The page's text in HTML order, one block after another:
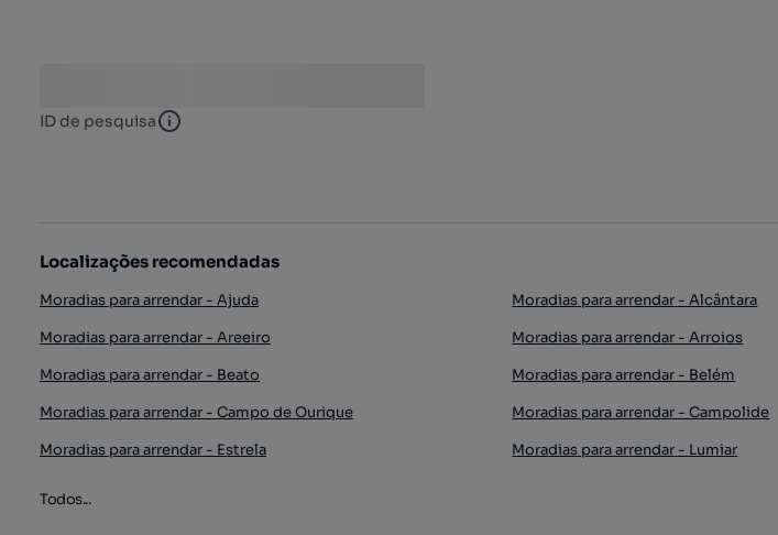
ID de pesquisa ID de pesquisa
Localizações recomendadas
Moradias para arrendar - Ajuda Moradias para arrendar - Alcântara
Moradias para arrendar - Areeiro
Moradias para arrendar - Arroios
Moradias para arrendar - Beato
Moradias para arrendar - Belém
Moradias para arrendar - Campo de Ourique
Moradias para arrendar - Campolide
Moradias para arrendar - Estrela
Moradias para arrendar - Lumiar
Todos...